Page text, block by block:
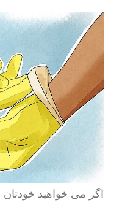
اگر می خواهید خودتان